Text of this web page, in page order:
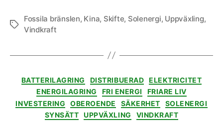
Etiketter
Fossila bränslen, Kina, Skifte, Solenergi, Uppväxling,
Vindkraft
Kategorier
BATTERILAGRING DISTRIBUERAD ELEKTRICITET
ENERGILAGRING
FRI ENERGI
FRIARE LIV
INVESTERING
OBEROENDE SÄKERHET
SOLENERGI
SYNSÄTT
UPPVÄXLING VINDKRAFT